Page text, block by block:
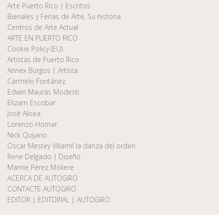
Arte Puerto Rico | Escritos
Bienales y Ferias de Arte, Su historia
Centros de Arte Actual
ARTE EN PUERTO RICO
Cookie Policy (EU)
Artistas de Puerto Rico
Annex Burgos | Artista
Carmelo Fontánez
Edwin Maurás Modesti
Elizam Escobar
José Alicea
Lorenzo Homar
Nick Quijano
Oscar Mestey Villamil la danza del orden
Rene Delgado | Diseño
Marnie Pérez Moliere
ACERCA DE AUTOGIRO
CONTACTE AUTOGIRO
EDITOR | EDITORIAL | AUTOGIRO